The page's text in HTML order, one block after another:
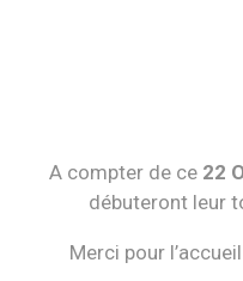
A compter de ce 22
débuteront leur
Merci pour